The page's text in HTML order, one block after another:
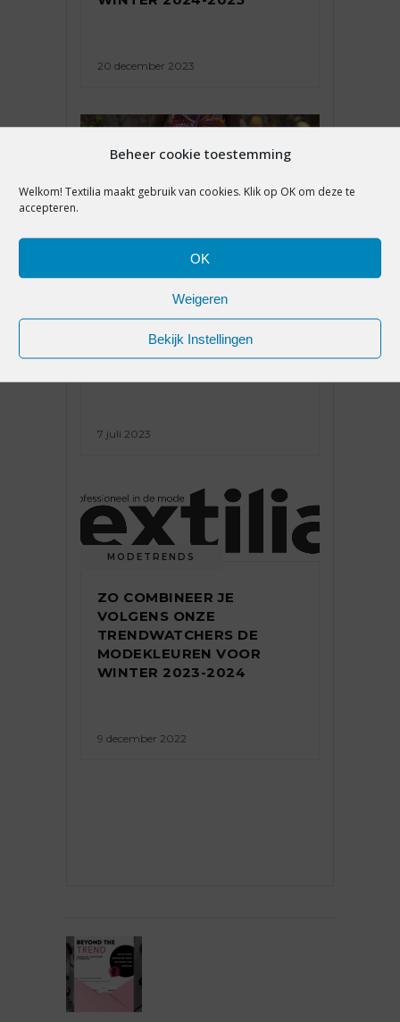
Beheer cookie toestemming
Welkom! Textilia maakt gebruik van cookies. Klik op OK om deze te
accepteren.
OK
Weigeren
Bekijk Instellingen
20 december 2023
MODEKLEUREN VOOR
7 juli 2023
MODETRENDS
ZO COMBINEER JE
VOLGENS ONZE
TRENDWATCHERS DE
MODEKLEUREN VOOR
WINTER 2023-2024
9 december 2022